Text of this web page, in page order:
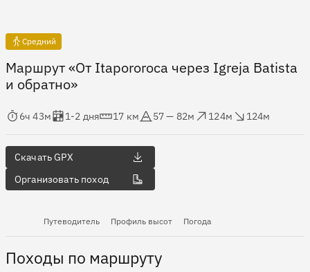
Средний
Маршрут «От Itapororoca через Igreja Batista
и обратно»
в пути
6ч 43м
Оценка в днях
1-2 дня
17 км
57 — 82м
124м
124м
Скачать GPX
Организовать поход
Путеводитель Профиль высот Погода
Походы по маршруту